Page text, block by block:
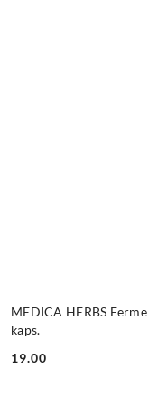
MEDICA HERBS
kaps.
Cena:
19.00